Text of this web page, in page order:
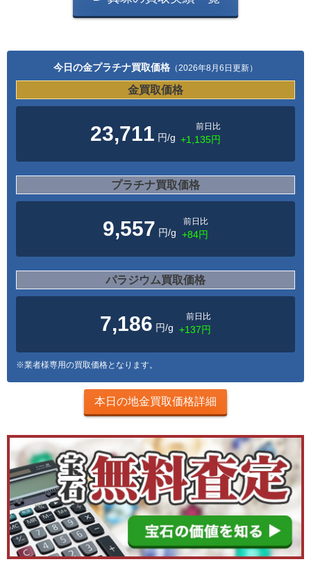
今日の金プラチナ買取価格 （2026年8月6日更新）
金買取価格
23,711 円/g
前日比
+1,135円
プラチナ買取価格
9,557 円/g
前日比
+84円
パラジウム買取価格
7,186 円/g
前日比
+137円
※業者様専用の買取価格となります。
本日の地金買取価格詳細